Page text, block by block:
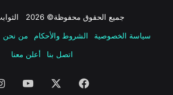
جميع الحقوق محفوظة© 2026 الثوابت الموريتاني
سياسة الخصوصية
الشروط والأحكام من نحن
اتصل بنا
أعلن معنا
فيسبوك